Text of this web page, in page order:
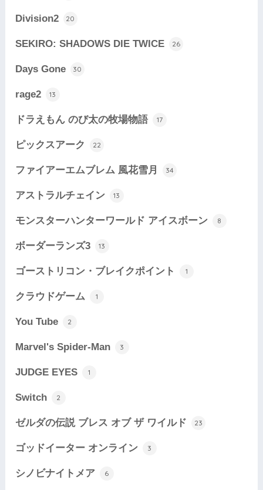
Division2 20
SEKIRO: SHADOWS DIE TWICE 26
Days Gone 30
rage2 13
ドラえもん のび太の牧場物語 17
ピックスアーク 22
ファイアーエムブレム 風花雪月 34
アストラルチェイン 13
モンスターハンターワールド アイスボーン 8
ボーダーランズ3 13
ゴーストリコン・ブレイクポイント 1
クラウドゲーム 1
You Tube 2
Marvel's Spider-Man 3
JUDGE EYES 1
Switch 2
ゼルダの伝説 ブレス オブ ザ ワイルド 23
ゴッドイーター オンライン 3
シノビナイトメア 6